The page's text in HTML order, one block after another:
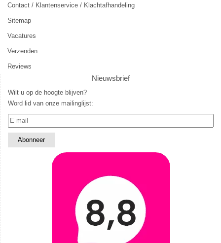
Contact / Klantenservice / Klachtafhandeling
Sitemap
Vacatures
Verzenden
Reviews
Nieuwsbrief
Wilt u op de hoogte blijven?
Word lid van onze mailinglijst: